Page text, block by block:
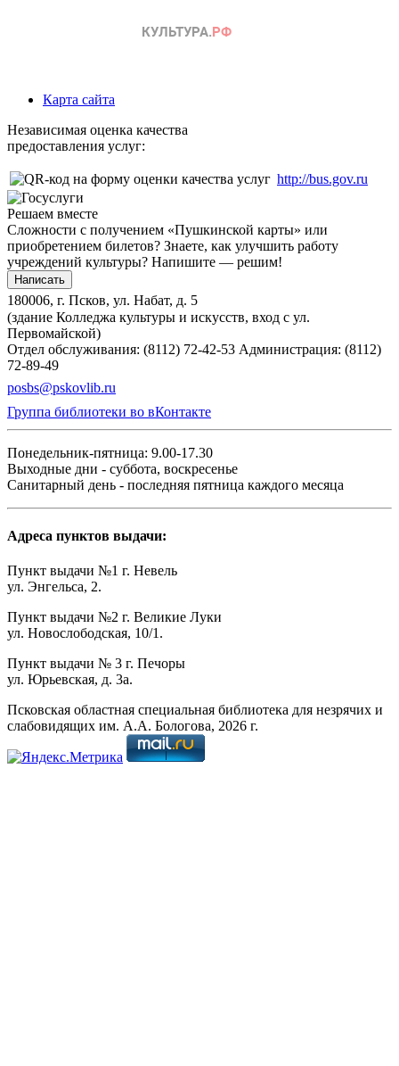
Карта сайта
Независимая оценка качества
предоставления услуг:
http://bus.gov.ru
Решаем вместе
Сложности с получением «Пушкинской карты» или
приобретением билетов? Знаете, как улучшить работу
учреждений культуры? Напишите — решим!
Написать
180006, г. Псков, ул. Набат, д. 5
(здание Колледжа культуры и искусств, вход с ул.
Первомайской)
Отдел обслуживания: (8112) 72-42-53 Администрация: (8112)
72-89-49
posbs@pskovlib.ru
Группа библиотеки во вКонтакте
Понедельник-пятница: 9.00-17.30
Выходные дни - суббота, воскресенье
Санитарный день - последняя пятница каждого месяца
Адреса пунктов выдачи:
Пункт выдачи №1 г. Невель
ул. Энгельса, 2.
Пункт выдачи №2 г. Великие Луки
ул. Новослободская, 10/1.
Пункт выдачи № 3 г. Печоры
ул. Юрьевская, д. 3а.
Псковская областная специальная библиотека для незрячих и
слабовидящих им. А.А. Бологова, 2026 г.